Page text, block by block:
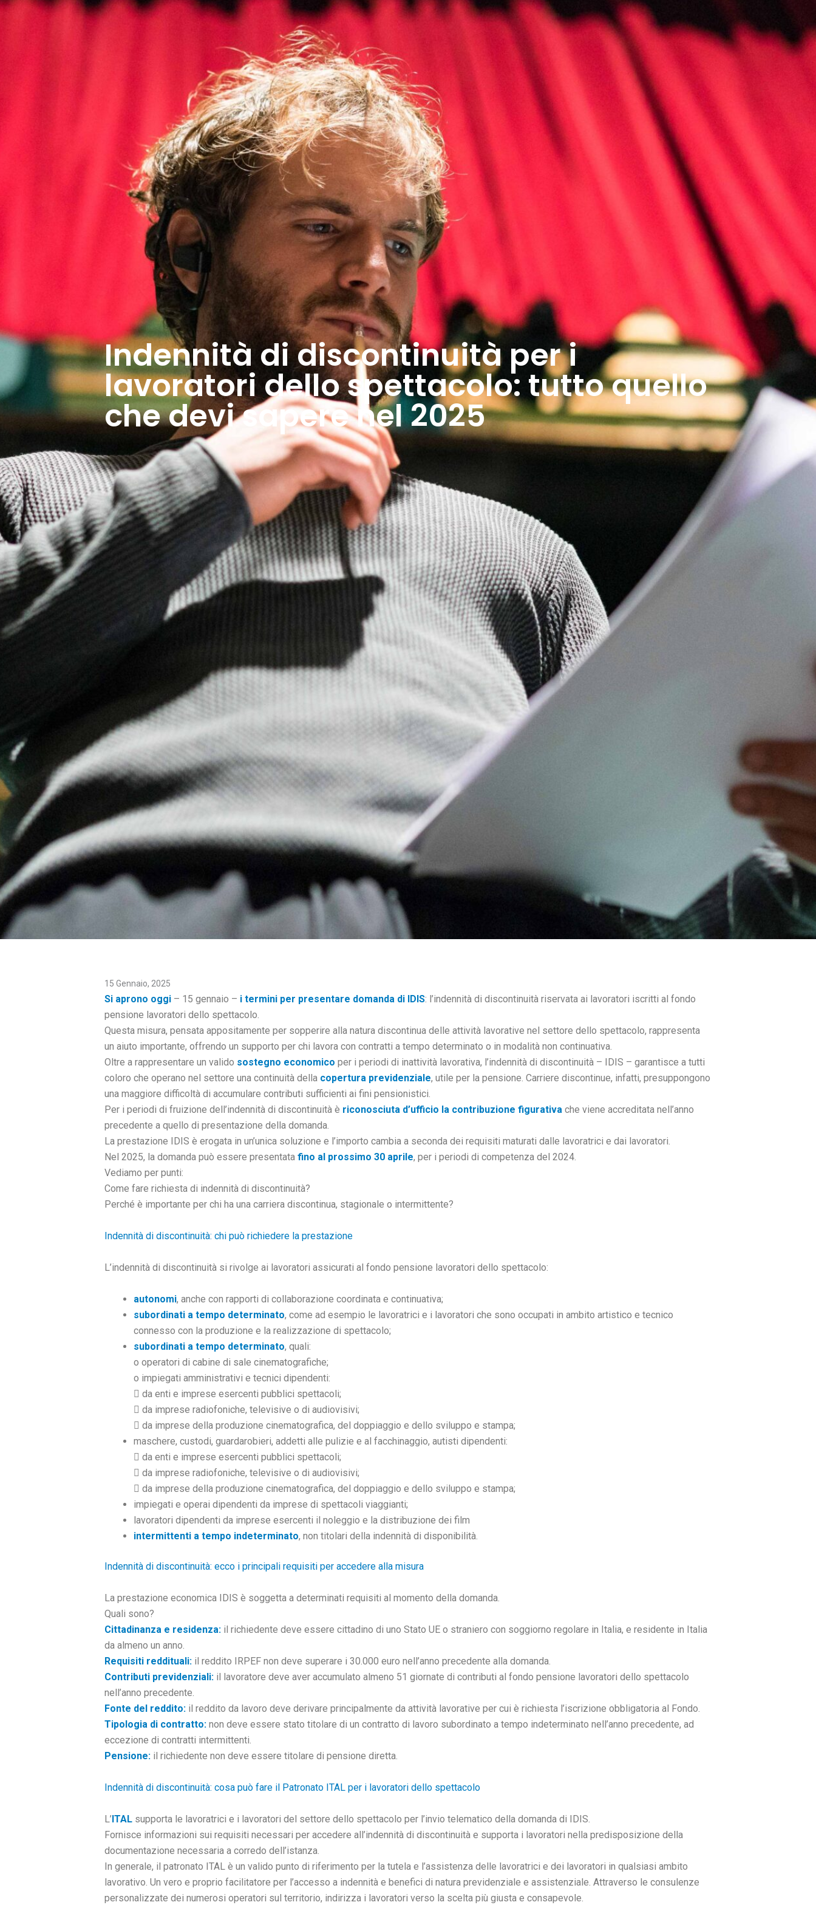
Indennità di discontinuità per i
lavoratori dello spettacolo: tutto quello
che devi sapere nel 2025
15 Gennaio, 2025
Si aprono oggi – 15 gennaio – i termini per presentare domanda di IDIS: l’indennità di discontinuità riservata ai lavoratori iscritti al fondo
pensione lavoratori dello spettacolo.
Questa misura, pensata appositamente per sopperire alla natura discontinua delle attività lavorative nel settore dello spettacolo, rappresenta
un aiuto importante, offrendo un supporto per chi lavora con contratti a tempo determinato o in modalità non continuativa.
Oltre a rappresentare un valido sostegno economico per i periodi di inattività lavorativa, l’indennità di discontinuità – IDIS – garantisce a tutti
coloro che operano nel settore una continuità della copertura previdenziale, utile per la pensione. Carriere discontinue, infatti, presuppongono
una maggiore difficoltà di accumulare contributi sufficienti ai fini pensionistici.
Per i periodi di fruizione dell’indennità di discontinuità è riconosciuta d’ufficio la contribuzione figurativa che viene accreditata nell’anno
precedente a quello di presentazione della domanda.
La prestazione IDIS è erogata in un’unica soluzione e l’importo cambia a seconda dei requisiti maturati dalle lavoratrici e dai lavoratori.
Nel 2025, la domanda può essere presentata fino al prossimo 30 aprile, per i periodi di competenza del 2024.
Vediamo per punti:
Come fare richiesta di indennità di discontinuità?
Perché è importante per chi ha una carriera discontinua, stagionale o intermittente?
Indennità di discontinuità: chi può richiedere la prestazione
L’indennità di discontinuità si rivolge ai lavoratori assicurati al fondo pensione lavoratori dello spettacolo:
autonomi, anche con rapporti di collaborazione coordinata e continuativa;
subordinati a tempo determinato, come ad esempio le lavoratrici e i lavoratori che sono occupati in ambito artistico e tecnico
connesso con la produzione e la realizzazione di spettacolo;
subordinati a tempo determinato, quali:
o operatori di cabine di sale cinematografiche;
o impiegati amministrativi e tecnici dipendenti:
 da enti e imprese esercenti pubblici spettacoli;
 da imprese radiofoniche, televisive o di audiovisivi;
 da imprese della produzione cinematografica, del doppiaggio e dello sviluppo e stampa;
maschere, custodi, guardarobieri, addetti alle pulizie e al facchinaggio, autisti dipendenti:
 da enti e imprese esercenti pubblici spettacoli;
 da imprese radiofoniche, televisive o di audiovisivi;
 da imprese della produzione cinematografica, del doppiaggio e dello sviluppo e stampa;
impiegati e operai dipendenti da imprese di spettacoli viaggianti;
lavoratori dipendenti da imprese esercenti il noleggio e la distribuzione dei film
intermittenti a tempo indeterminato, non titolari della indennità di disponibilità.
Indennità di discontinuità: ecco i principali requisiti per accedere alla misura
La prestazione economica IDIS è soggetta a determinati requisiti al momento della domanda.
Quali sono?
Cittadinanza e residenza: il richiedente deve essere cittadino di uno Stato UE o straniero con soggiorno regolare in Italia, e residente in Italia
da almeno un anno.
Requisiti reddituali: il reddito IRPEF non deve superare i 30.000 euro nell’anno precedente alla domanda.
Contributi previdenziali: il lavoratore deve aver accumulato almeno 51 giornate di contributi al fondo pensione lavoratori dello spettacolo
nell’anno precedente.
Fonte del reddito: il reddito da lavoro deve derivare principalmente da attività lavorative per cui è richiesta l’iscrizione obbligatoria al Fondo.
Tipologia di contratto: non deve essere stato titolare di un contratto di lavoro subordinato a tempo indeterminato nell’anno precedente, ad
eccezione di contratti intermittenti.
Pensione: il richiedente non deve essere titolare di pensione diretta.
Indennità di discontinuità: cosa può fare il Patronato ITAL per i lavoratori dello spettacolo
L’ITAL supporta le lavoratrici e i lavoratori del settore dello spettacolo per l’invio telematico della domanda di IDIS.
Fornisce informazioni sui requisiti necessari per accedere all’indennità di discontinuità e supporta i lavoratori nella predisposizione della
documentazione necessaria a corredo dell’istanza.
In generale, il patronato ITAL è un valido punto di riferimento per la tutela e l’assistenza delle lavoratrici e dei lavoratori in qualsiasi ambito
lavorativo. Un vero e proprio facilitatore per l’accesso a indennità e benefici di natura previdenziale e assistenziale. Attraverso le consulenze
personalizzate dei numerosi operatori sul territorio, indirizza i lavoratori verso la scelta più giusta e consapevole.